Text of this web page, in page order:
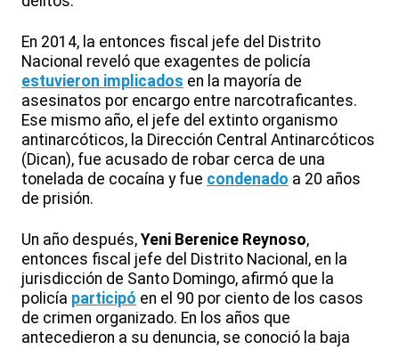
En 2014, la entonces fiscal jefe del Distrito
Nacional reveló que exagentes de policía
estuvieron implicados en la mayoría de
asesinatos por encargo entre narcotraficantes.
Ese mismo año, el jefe del extinto organismo
antinarcóticos, la Dirección Central Antinarcóticos
(Dican), fue acusado de robar cerca de una
tonelada de cocaína y fue condenado a 20 años
de prisión.
Un año después, Yeni Berenice Reynoso,
entonces fiscal jefe del Distrito Nacional, en la
jurisdicción de Santo Domingo, afirmó que la
policía participó en el 90 por ciento de los casos
de crimen organizado. En los años que
antecedieron a su denuncia, se conoció la baja